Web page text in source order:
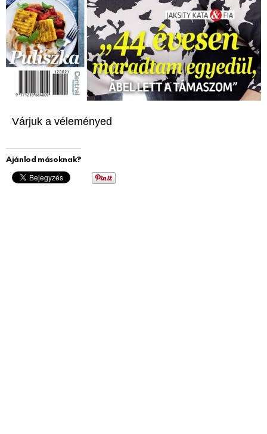
Várjuk a véleményed
Ajánlod másoknak?